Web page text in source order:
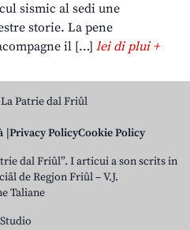
sismic al sedi une
storie. La pene
il […] lei di plui +
Patrie dal Friûl
Privacy PolicyCookie Policy
dal Friûl”. I articui a son scrits in
de Regjon Friûl – V.J.
Taliane